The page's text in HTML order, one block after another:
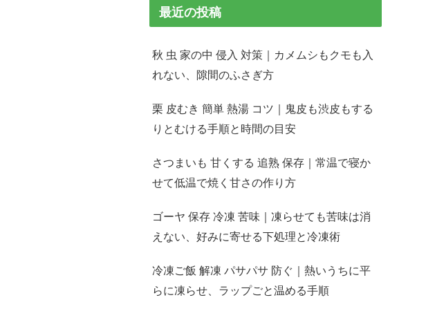
最近の投稿
秋 虫 家の中 侵入 対策｜カメムシもクモも入
れない、隙間のふさぎ方
栗 皮むき 簡単 熱湯 コツ｜鬼皮も渋皮もする
りとむける手順と時間の目安
さつまいも 甘くする 追熟 保存｜常温で寝か
せて低温で焼く甘さの作り方
ゴーヤ 保存 冷凍 苦味｜凍らせても苦味は消
えない、好みに寄せる下処理と冷凍術
冷凍ご飯 解凍 パサパサ 防ぐ｜熱いうちに平
らに凍らせ、ラップごと温める手順